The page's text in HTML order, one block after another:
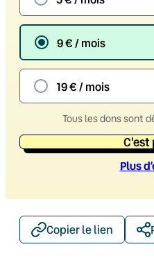
9 € / mois
19 € / mois
Tous les dons sont
C'est
Plus
Copier le lien